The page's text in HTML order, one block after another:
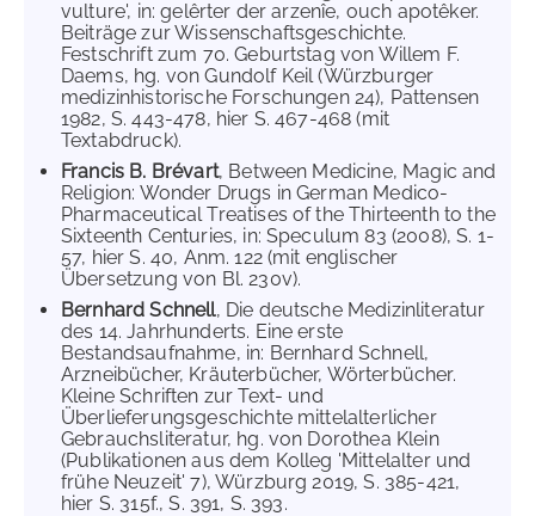
vulture', in: gelêrter der arzenîe, ouch apotêker.
Beiträge zur Wissenschaftsgeschichte.
Festschrift zum 70. Geburtstag von Willem F.
Daems, hg. von Gundolf Keil (Würzburger
medizinhistorische Forschungen 24), Pattensen
1982, S. 443-478, hier S. 467-468 (mit
Textabdruck).
Francis B. Brévart, Between Medicine, Magic and
Religion: Wonder Drugs in German Medico-
Pharmaceutical Treatises of the Thirteenth to the
Sixteenth Centuries, in: Speculum 83 (2008), S. 1-
57, hier S. 40, Anm. 122 (mit englischer
Übersetzung von Bl. 230v).
Bernhard Schnell, Die deutsche Medizinliteratur
des 14. Jahrhunderts. Eine erste
Bestandsaufnahme, in: Bernhard Schnell,
Arzneibücher, Kräuterbücher, Wörterbücher.
Kleine Schriften zur Text- und
Überlieferungsgeschichte mittelalterlicher
Gebrauchsliteratur, hg. von Dorothea Klein
(Publikationen aus dem Kolleg 'Mittelalter und
frühe Neuzeit' 7), Würzburg 2019, S. 385-421,
hier S. 315f., S. 391, S. 393.